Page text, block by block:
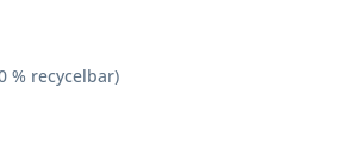
% recycelbar)